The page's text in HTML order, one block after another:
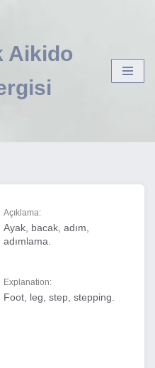
Aikido
Açıklama:
Ayak, bacak, adım,
adımlama.
Explanation:
Foot, leg, step, stepping.